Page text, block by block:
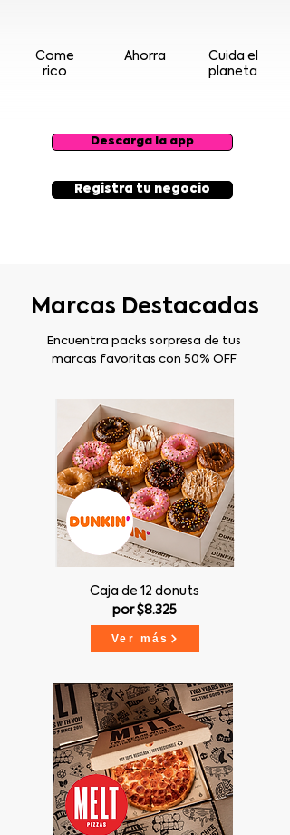
Come
rico
Ahorra
Cuida el
planeta
Descarga la app
Registra tu negocio
Marcas Destacadas
Encuentra packs sorpresa de tus
marcas favoritas con 50% OFF
Caja de 12 donuts
por $8.325
Ver más